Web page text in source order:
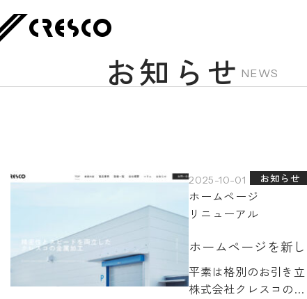
お知らせ NEWS
2025-10-01 お知らせ
ホームページ
リニューアル
ホームページを新し
平素は格別のお引き
株式会社クレスコの…